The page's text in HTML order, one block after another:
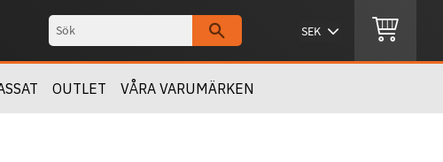
OUTLET VÅRA VARUMÄRKEN